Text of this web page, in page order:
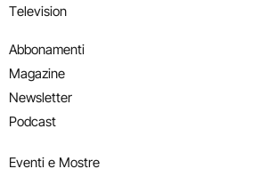
Television
Abbonamenti
Magazine
Newsletter
Podcast
Eventi e Mostre